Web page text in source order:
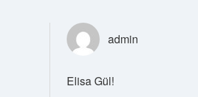
admin
Elisa Gül!